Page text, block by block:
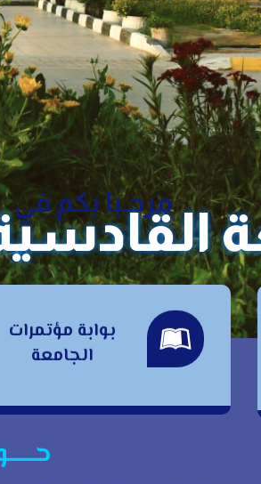
مرحـبا بكم في
بوابة مؤتمرات
الجامعة
بوابة مؤتمرات